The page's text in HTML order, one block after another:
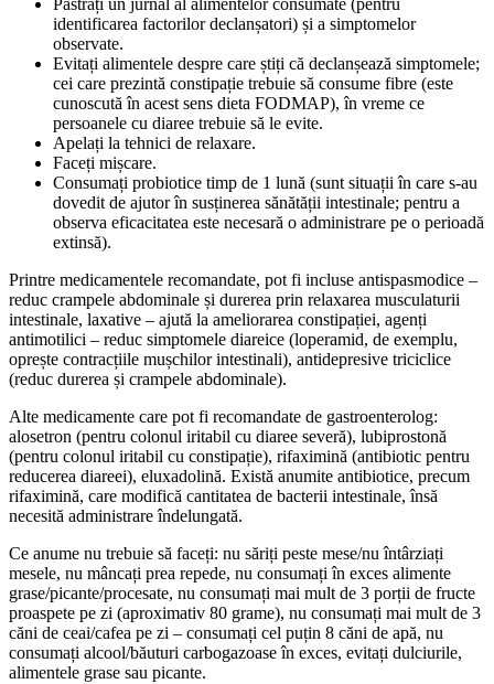
Păstrați un jurnal al alimentelor consumate (pentru
identificarea factorilor declanșatori) și a simptomelor
observate.
Evitați alimentele despre care știți că declanșează simptomele;
cei care prezintă constipație trebuie să consume fibre (este
cunoscută în acest sens dieta FODMAP), în vreme ce
persoanele cu diaree trebuie să le evite.
Apelați la tehnici de relaxare.
Faceți mișcare.
Consumați probiotice timp de 1 lună (sunt situații în care s-au
dovedit de ajutor în susținerea sănătății intestinale; pentru a
observa eficacitatea este necesară o administrare pe o perioadă
extinsă).
Printre medicamentele recomandate, pot fi incluse antispasmodice –
reduc crampele abdominale și durerea prin relaxarea musculaturii
intestinale, laxative – ajută la ameliorarea constipației, agenți
antimotilici – reduc simptomele diareice (loperamid, de exemplu,
oprește contracțiile mușchilor intestinali), antidepresive triciclice
(reduc durerea și crampele abdominale).
Alte medicamente care pot fi recomandate de gastroenterolog:
alosetron (pentru colonul iritabil cu diaree severă), lubiprostonă
(pentru colonul iritabil cu constipație), rifaximină (antibiotic pentru
reducerea diareei), eluxadolină. Există anumite antibiotice, precum
rifaximină, care modifică cantitatea de bacterii intestinale, însă
necesită administrare îndelungată.
Ce anume nu trebuie să faceți: nu săriți peste mese/nu întârziați
mesele, nu mâncați prea repede, nu consumați în exces alimente
grase/picante/procesate, nu consumați mai mult de 3 porții de fructe
proaspete pe zi (aproximativ 80 grame), nu consumați mai mult de 3
căni de ceai/cafea pe zi – consumați cel puțin 8 căni de apă, nu
consumați alcool/băuturi carbogazoase în exces, evitați dulciurile,
alimentele grase sau picante.